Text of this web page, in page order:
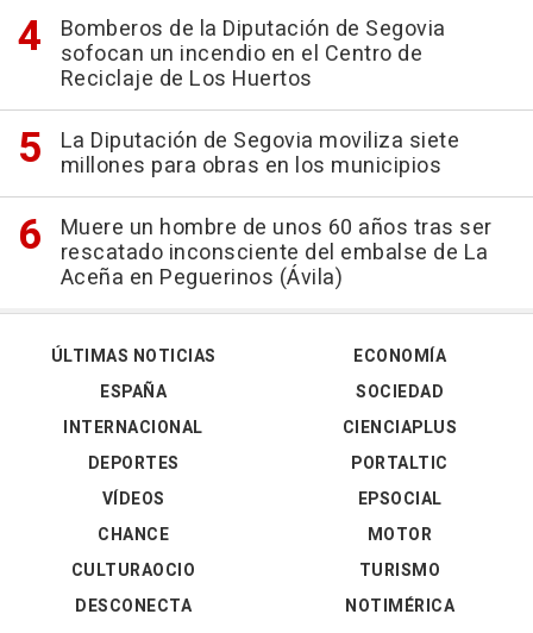
Bomberos de la Diputación de Segovia
sofocan un incendio en el Centro de
Reciclaje de Los Huertos
La Diputación de Segovia moviliza siete
millones para obras en los municipios
Muere un hombre de unos 60 años tras ser
rescatado inconsciente del embalse de La
Aceña en Peguerinos (Ávila)
ÚLTIMAS NOTICIAS
ESPAÑA
INTERNACIONAL
DEPORTES
VÍDEOS
ECONOMÍA
SOCIEDAD
CIENCIAPLUS
PORTALTIC
EPSOCIAL
CHANCE
CULTURAOCIO
DESCONECTA
MOTOR
TURISMO
NOTIMÉRICA